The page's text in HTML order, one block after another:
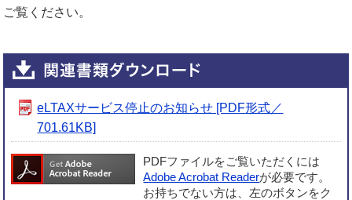
ご覧ください。
eLTAXサービス停止のお知らせ [PDF形式／
701.61KB]
PDFファイルをご覧いただくには
Adobe Acrobat Readerが必要です。
お持ちでない方は、左のボタンをク